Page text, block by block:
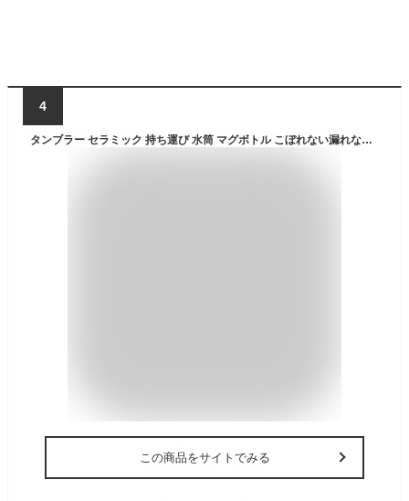
4
タンブラー セラミック 持ち運び 水筒 マグボトル こぼれない漏れない750ml 3WAY直飲みストロー付きタンブラー蓋付き 真空断熱保温保冷 セラミックタン
この商品をサイトでみる